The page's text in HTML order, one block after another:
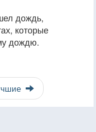
дождь,
которые
дождю.